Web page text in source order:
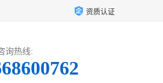
资质认证
询热线: